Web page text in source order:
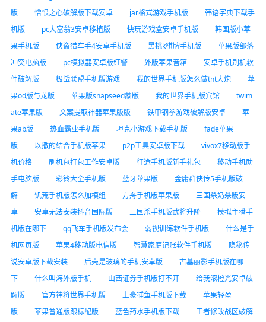
版
憎恨之心破解版下载安卓 jar格式游戏手机版
韩语字典下载手
机版
pc大富翁3安卓移植版 快玩游戏盒安卓手机版
韩国版小苹
果手机版
侠盗猎车手4安卓手机版 黑桃k棋牌手机版
苹果版部落
冲突电脑版
pc模拟器安卓版红警 外版苹果音箱
安卓手机刷机软
件破解版
极战联盟手机版游戏 我的世界手机版怎么做tnt大炮
苹
果od版与龙版
苹果版snapseed蒙版 我的世界手机版宾馆
twim
ate苹果版
文案提取神器苹果版版 铁甲钢拳游戏破解版安卓
苹
果ab版
热血霸业手机版 坦克小游戏下载手机版
fade苹果
版
以撒的结合手机版苹果 p2p工具安卓版下载
vivox7移动版手
机价格
刷机包打包工作安卓版 征途手机版新手礼包
移动手机助
手电脑版
彩铃大全手机版 蓝牙苹果版
金庸群侠传5手机版破
解
饥荒手机版怎么加模组 方舟手机版苹果版
三国杀奶杀版安
卓
安卓无法安装抖音国际版 三国杀手机版武将升阶
模拟主播手
机版在哪下
qq飞车手机版发布会 弱视训练软件手机版
什么是手
机网页版
苹果4移动版电信版 智慧家庭记账软件手机版
隐秘传
说安卓版下载安装
后壳是玻璃的手机安卓版
古墓丽影手机版在哪
下
什么叫海外版手机 山西证券手机版打不开
给我滚橙光安卓破
解版
官方神将世界手机版 土豪捕鱼手机版下载
苹果轻盈
版
苹果普通版跟标配版 蓝色药水手机版下载
王者修改战区破解